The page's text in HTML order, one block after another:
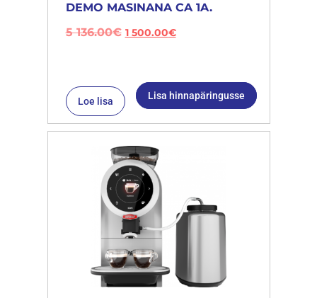
DEMO MASINANA CA 1A.
5 136.00€ 1 500.00€
Loe lisa Lisa hinnapäringusse